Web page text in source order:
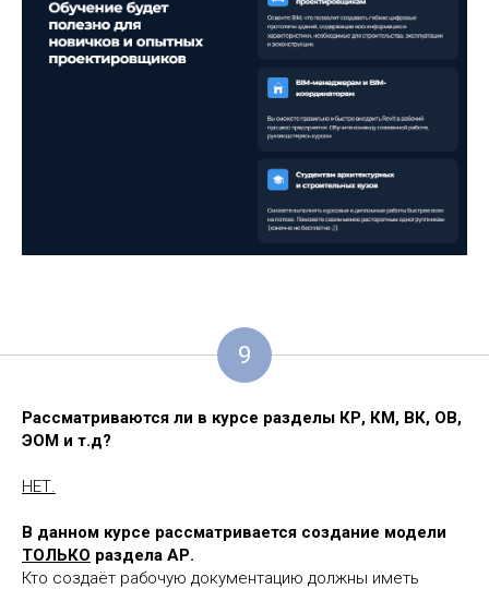
9
Рассматриваются ли в курсе разделы КР, КМ, ВК, ОВ,
ЭОМ и т.д?
НЕТ.
В данном курсе рассматривается создание модели
ТОЛЬКО раздела АР.
Кто создаёт рабочую документацию должны иметь